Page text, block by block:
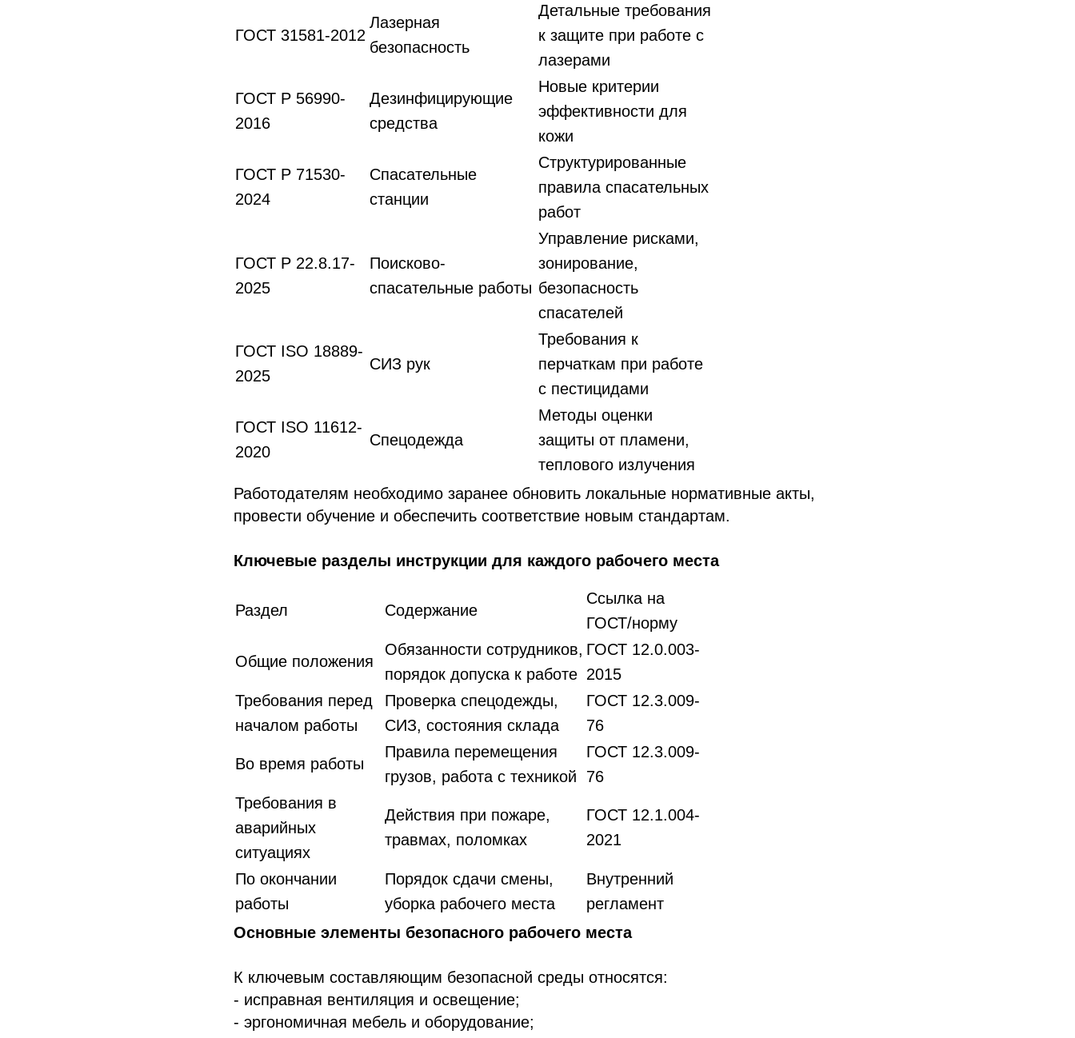
ГОСТ 31581-2012
Лазерная
безопасность
Детальные требования
к защите при работе с
лазерами
ГОСТ Р 56990-
2016
Дезинфицирующие
средства
Новые критерии
эффективности для
кожи
ГОСТ Р 71530-
2024
Спасательные
станции
Структурированные
правила спасательных
работ
ГОСТ Р 22.8.17-
2025
Поисково-
спасательные работы
Управление рисками,
зонирование,
безопасность
спасателей
ГОСТ ISO 18889-
2025
СИЗ рук
Требования к
перчаткам при работе
с пестицидами
ГОСТ ISO 11612-
2020
Спецодежда
Методы оценки
защиты от пламени,
теплового излучения
Работодателям необходимо заранее обновить локальные нормативные акты,
провести обучение и обеспечить соответствие новым стандартам.
Ключевые разделы инструкции для каждого рабочего места
Раздел Содержание
Ссылка на
ГОСТ/норму
Общие положения
Обязанности сотрудников,
порядок допуска к работе
ГОСТ 12.0.003-
2015
Требования перед
началом работы
Проверка спецодежды,
СИЗ, состояния склада
ГОСТ 12.3.009-
76
Во время работы
Правила перемещения
грузов, работа с техникой
ГОСТ 12.3.009-
76
Требования в
аварийных
ситуациях
Действия при пожаре,
травмах, поломках
ГОСТ 12.1.004-
2021
По окончании
работы
Порядок сдачи смены,
уборка рабочего места
Внутренний
регламент
Основные элементы безопасного рабочего места
К ключевым составляющим безопасной среды относятся:
- исправная вентиляция и освещение;
- эргономичная мебель и оборудование;